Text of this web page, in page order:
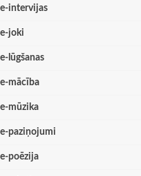
e-intervijas
e-joki
e-lūgšanas
e-mācība
e-mūzika
e-paziņojumi
e-poēzija